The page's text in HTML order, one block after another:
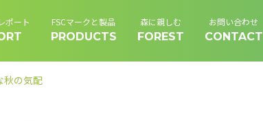
ポート FSCマークと製品
PRODUCTS
森に親しむ
FOREST
お問い合わせ
CONTACT
秋の気配